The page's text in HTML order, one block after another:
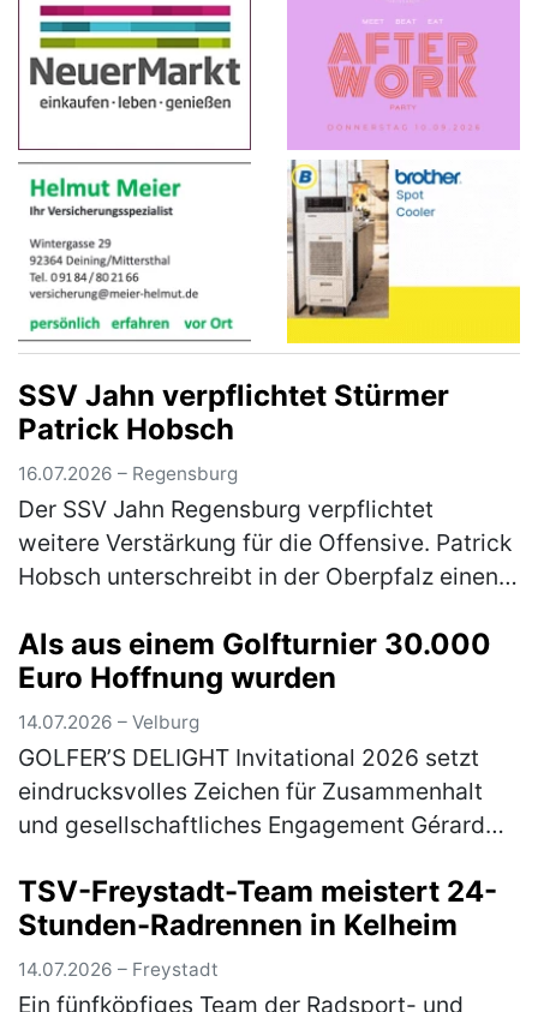
SSV Jahn verpflichtet Stürmer
Patrick Hobsch
16.07.2026 – Regensburg
Der SSV Jahn Regensburg verpflichtet
weitere Verstärkung für die Offensive. Patrick
Hobsch unterschreibt in der Oberpfalz einen
31-Jährige beim TSV 1860 Mün… (mehr)
Als aus einem Golfturnier 30.000
Euro Hoffnung wurden
14.07.2026 – Velburg
GOLFER’S DELIGHT Invitational 2026 setzt
eindrucksvolles Zeichen für Zusammenhalt
und gesellschaftliches Engagement Gérard
Pawlewitz (1. Vorsitzender Go…(mehr)
TSV-Freystadt-Team meistert 24-
Stunden-Radrennen in Kelheim
14.07.2026 – Freystadt
Ein fünfköpfiges Team der Radsport- und